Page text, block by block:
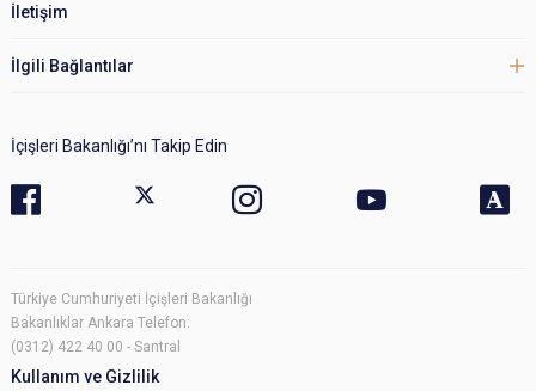
İletişim
İlgili Bağlantılar
İçişleri Bakanlığı’nı Takip Edin
Türkiye Cumhuriyeti İçişleri Bakanlığı
Bakanlıklar Ankara Telefon:
(0312) 422 40 00 - Santral
Kullanım ve Gizlilik